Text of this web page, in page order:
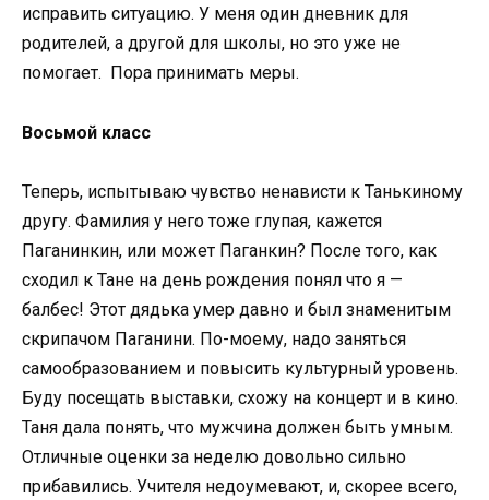
исправить ситуацию. У меня один дневник для
родителей, а другой для школы, но это уже не
помогает. Пора принимать меры.
Восьмой класс
Теперь, испытываю чувство ненависти к Танькиному
другу. Фамилия у него тоже глупая, кажется
Паганинкин, или может Паганкин? После того, как
сходил к Тане на день рождения понял что я —
балбес! Этот дядька умер давно и был знаменитым
скрипачом Паганини. По-моему, надо заняться
самообразованием и повысить культурный уровень.
Буду посещать выставки, схожу на концерт и в кино.
Таня дала понять, что мужчина должен быть умным.
Отличные оценки за неделю довольно сильно
прибавились. Учителя недоумевают, и, скорее всего,